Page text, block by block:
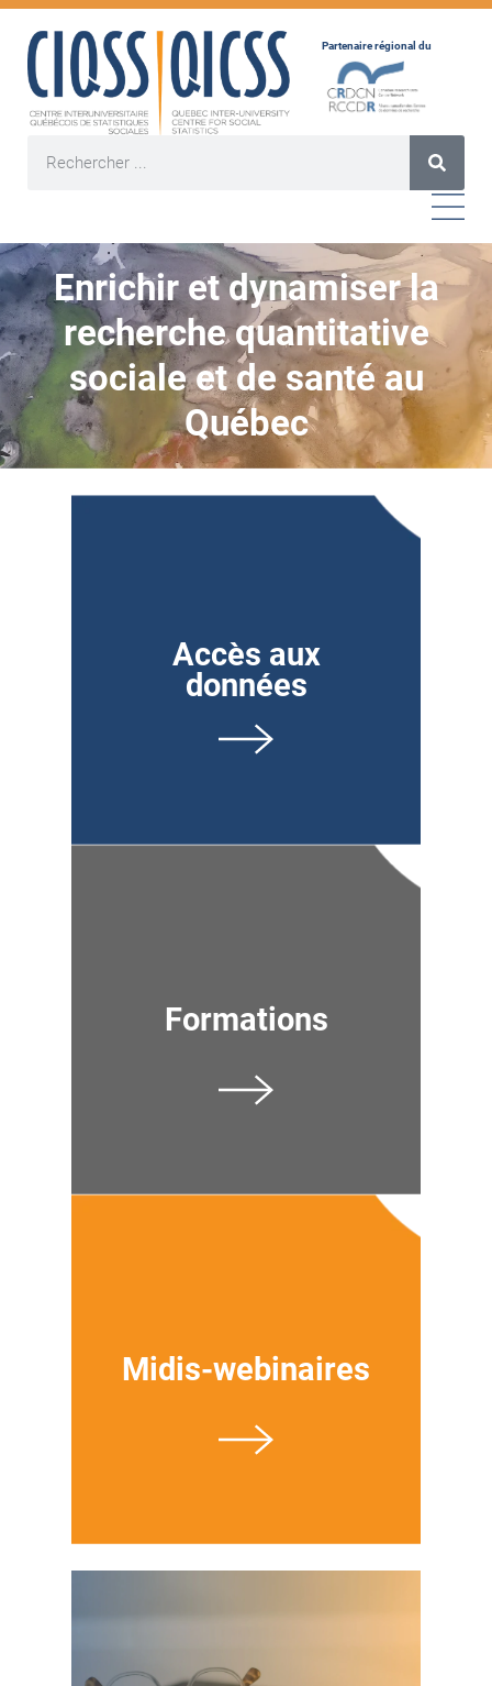
Partenaire régional du
Enrichir et dynamiser la
recherche quantitative
sociale et de santé au
Québec
Accès aux
données
Formations
Midis-webinaires